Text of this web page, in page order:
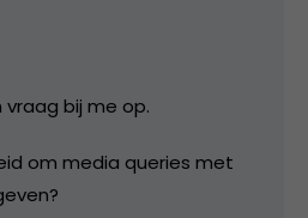
vraag bij me op.
om media queries met